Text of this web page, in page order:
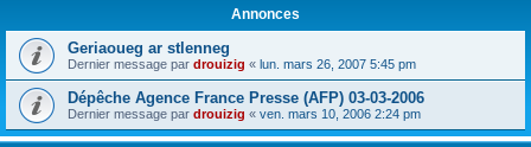
e
Annonces
Geriaoueg ar stlenneg
Dernier message par drouizig « lun. mars 26, 2007 5:45 pm
Dépêche Agence France Presse (AFP) 03-03-2006
Dernier message par drouizig « ven. mars 10, 2006 2:24 pm